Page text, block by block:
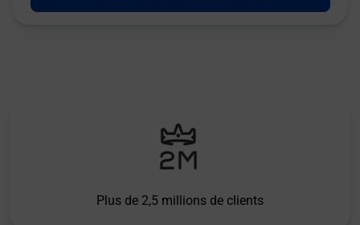
Plus de 2,5 millions de clients